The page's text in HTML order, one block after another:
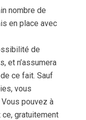
nombre de
en place avec
de
et n’assumera
ce fait. Sauf
vous
pouvez à
gratuitement